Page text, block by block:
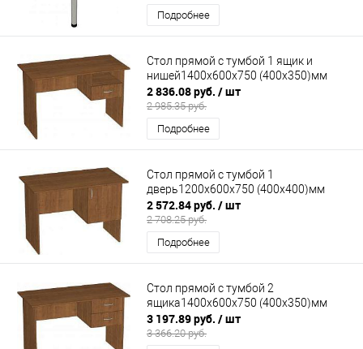
Подробнее
Стол прямой с тумбой 1 ящик и
нишей1400х600х750 (400х350)мм
2 836.08 руб. / шт
2 985.35 руб.
Подробнее
Стол прямой с тумбой 1
дверь1200х600х750 (400х400)мм
2 572.84 руб. / шт
2 708.25 руб.
Подробнее
Стол прямой с тумбой 2
ящика1400х600х750 (400х350)мм
3 197.89 руб. / шт
3 366.20 руб.